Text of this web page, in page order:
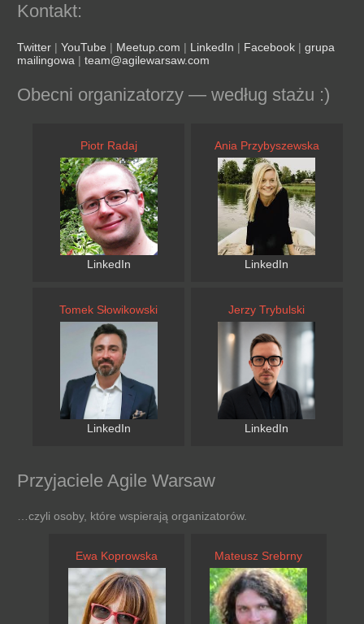
Kontakt:
Twitter | YouTube | Meetup.com | LinkedIn | Facebook | grupa
mailingowa | team@agilewarsaw.com
Obecni organizatorzy — według stażu :)
Piotr Radaj
LinkedIn
Ania Przybyszewska
LinkedIn
Tomek Słowikowski
LinkedIn
Jerzy Trybulski
LinkedIn
Przyjaciele Agile Warsaw
…czyli osoby, które wspierają organizatorów.
Ewa Koprowska Mateusz Srebrny